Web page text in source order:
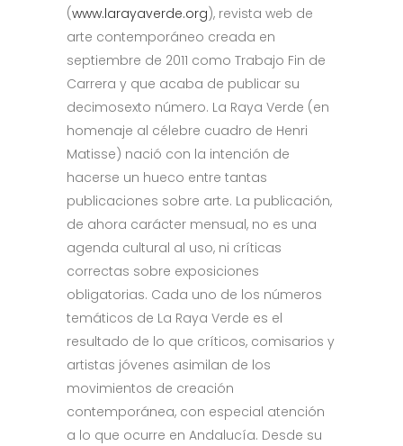
(www.larayaverde.org), revista web de
arte contemporáneo creada en
septiembre de 2011 como Trabajo Fin de
Carrera y que acaba de publicar su
decimosexto número. La Raya Verde (en
homenaje al célebre cuadro de Henri
Matisse) nació con la intención de
hacerse un hueco entre tantas
publicaciones sobre arte. La publicación,
de ahora carácter mensual, no es una
agenda cultural al uso, ni críticas
correctas sobre exposiciones
obligatorias. Cada uno de los números
temáticos de La Raya Verde es el
resultado de lo que críticos, comisarios y
artistas jóvenes asimilan de los
movimientos de creación
contemporánea, con especial atención
a lo que ocurre en Andalucía. Desde su